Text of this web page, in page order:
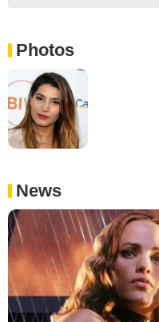
Photos
News